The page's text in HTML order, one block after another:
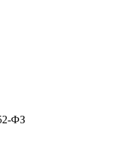
ФЗ